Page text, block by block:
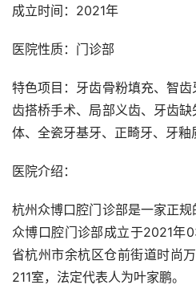
成立时间：2021年
医院性质：门诊部
特色项目：牙齿骨粉填充、智
齿搭桥手术、局部义齿、牙齿
体、全瓷牙基牙、正畸牙、牙釉
医院介绍：
杭州众博口腔门诊部是一家正
众博口腔门诊部成立于2021年
省杭州市余杭区仓前街道时尚
211室，法定代表人为叶家鹏。